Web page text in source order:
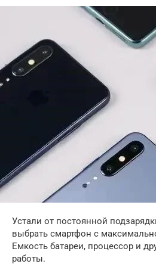
Устали от постоянной
выбрать смартфон с
Емкость батареи, процессор и
работы.